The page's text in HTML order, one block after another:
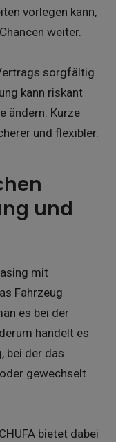
vorlegen kann,
weiter.
sorgfältig
kann riskant
ändern. Kurze
und flexibler.
und
mit
Fahrzeug
es bei der
handelt es
bei der das
gewechselt
bietet dabei